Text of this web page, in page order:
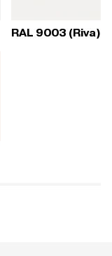
RAL 9003 (Riva)